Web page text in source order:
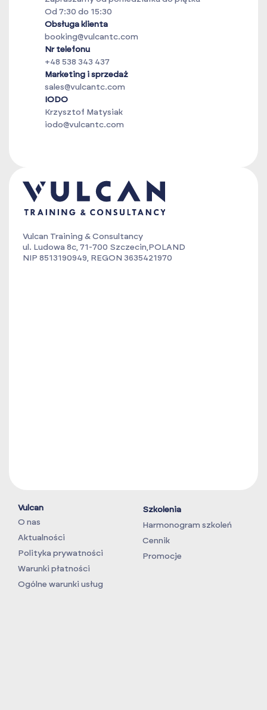
Od 7:30 do 15:30
Obsługa klienta
booking@vulcantc.com
Nr telefonu
+48 538 343 437
Marketing i sprzedaż
sales@vulcantc.com
IODO
Krzysztof Matysiak
iodo@vulcantc.com
Vulcan Training & Consultancy
ul. Ludowa 8c, 71-700 Szczecin,POLAND
NIP 8513190949, REGON 3635421970
Vulcan
O nas
Aktualności
Polityka prywatności
Warunki płatności
Ogólne warunki usług
Szkolenia
Harmonogram szkoleń
Cennik
Promocje